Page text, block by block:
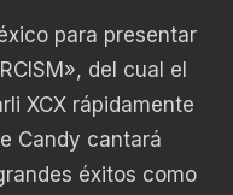
para presentar
del cual el
XCX rápidamente
Candy cantará
éxitos como